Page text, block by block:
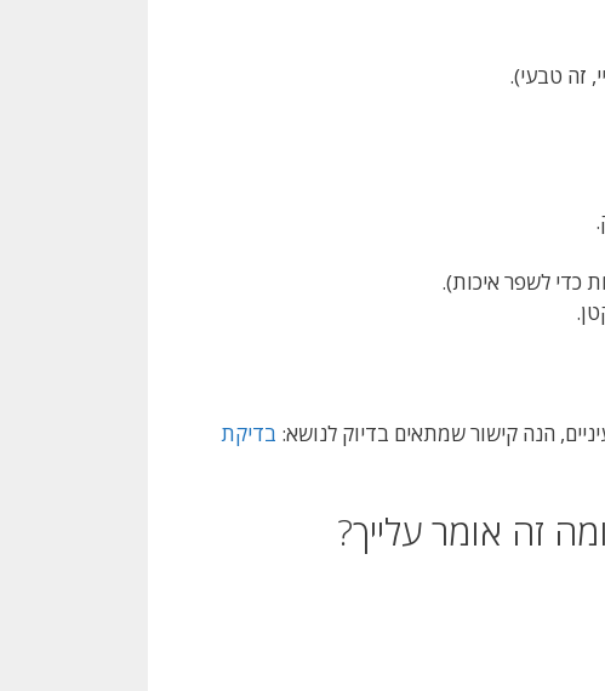
זה טבעי).
כדי לשפר איכות).
הנה קישור שמתאים בדיוק לנושא: בדיקת
זה אומר עלייך?